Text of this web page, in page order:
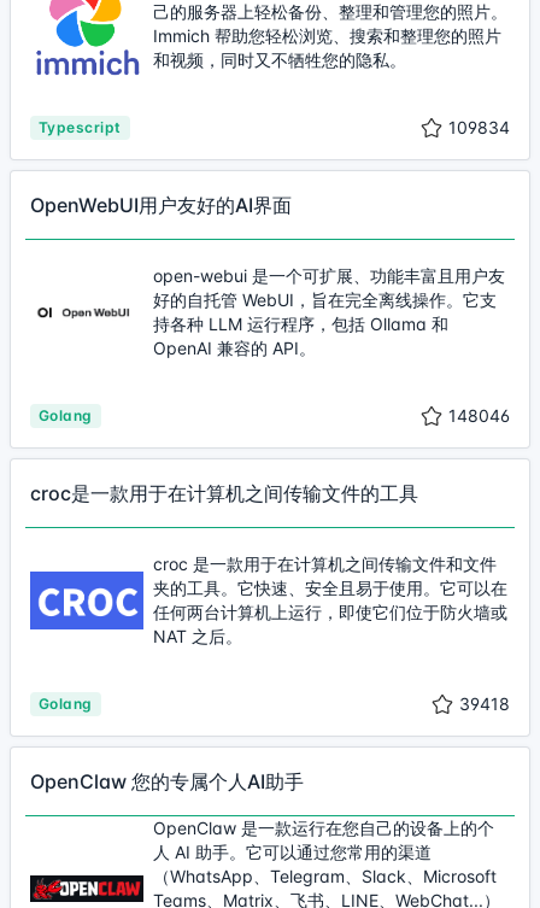
己的服务器上轻松备份、整理和管理您的照片。
Immich 帮助您轻松浏览、搜索和整理您的照片
和视频，同时又不牺牲您的隐私。
Typescript 109834
OpenWebUI用户友好的AI界面
open-webui 是一个可扩展、功能丰富且用户友
好的自托管 WebUI，旨在完全离线操作。它支
持各种 LLM 运行程序，包括 Ollama 和
OpenAI 兼容的 API。
Golang 148046
croc是一款用于在计算机之间传输文件的工具
croc 是一款用于在计算机之间传输文件和文件
夹的工具。它快速、安全且易于使用。它可以在
任何两台计算机上运行，​​即使它们位于防火墙或
NAT 之后。
Golang 39418
OpenClaw 您的专属个人AI助手
OpenClaw 是一款运行在您自己的设备上的个
人 AI 助手。它可以通过您常用的渠道
（WhatsApp、Telegram、Slack、Microsoft
Teams、Matrix、飞书、LINE、WebChat...）